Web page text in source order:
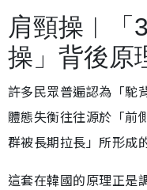
肩頸操︱「
操」背後原
許多民眾普遍認為「駝
體態失衡往往源於「前
群被長期拉長」所形成
這套在韓國的原理正是